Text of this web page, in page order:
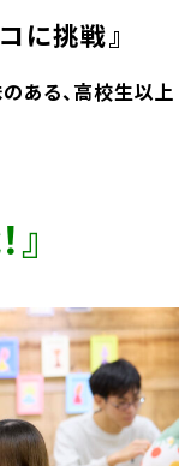
に挑戦』
ある、高校生以上